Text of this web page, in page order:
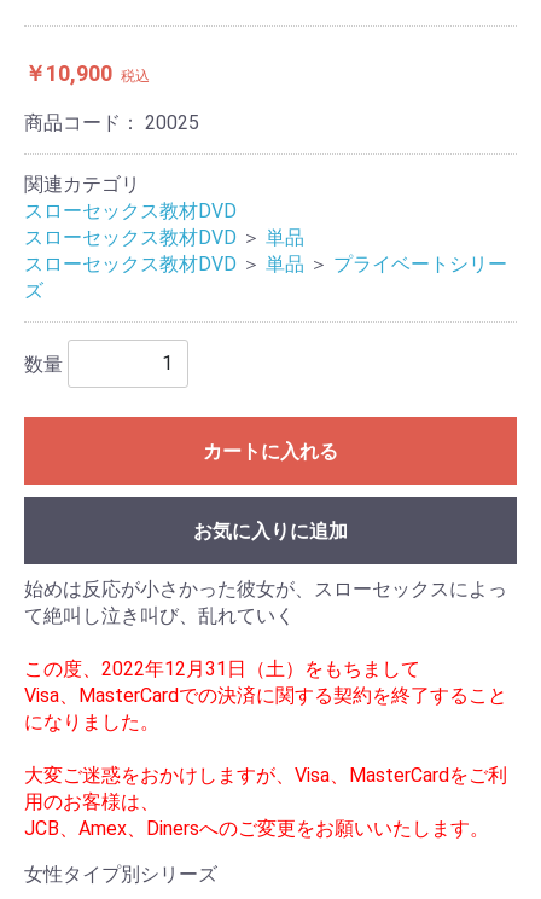
￥10,900 税込
商品コード： 20025
関連カテゴリ
スローセックス教材DVD
スローセックス教材DVD ＞ 単品
スローセックス教材DVD ＞ 単品 ＞ プライベートシリー
ズ
数量
カートに入れる
お気に入りに追加
始めは反応が小さかった彼女が、スローセックスによっ
て絶叫し泣き叫び、乱れていく
この度、2022年12月31日（土）をもちまして
Visa、MasterCardでの決済に関する契約を終了すること
になりました。
大変ご迷惑をおかけしますが、Visa、MasterCardをご利
用のお客様は、
JCB、Amex、Dinersへのご変更をお願いいたします。
女性タイプ別シリーズ